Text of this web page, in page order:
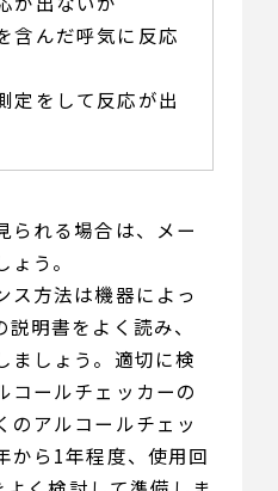
含んだ呼気に反応
定をして反応が出
られる場合は、メー
う。
ス方法は機器によっ
明書をよく読み、
ましょう。適切に検
コールチェッカーの
のアルコールチェッ
から1年程度、使用回